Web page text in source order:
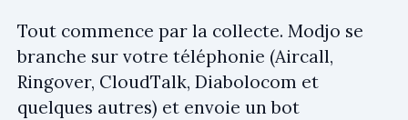
Tout commence par la collecte. Modjo se
branche sur votre téléphonie (Aircall,
Ringover, CloudTalk, Diabolocom et
quelques autres) et envoie un bot